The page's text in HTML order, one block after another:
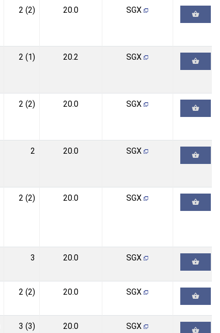
2 (2) 20.0 SGX
2 (1) 20.2 SGX
2 (2) 20.0 SGX
2 20.0 SGX
2 (2) 20.0 SGX
3 20.0 SGX
2 (2) 20.0 SGX
3 (3) 20.0 SGX